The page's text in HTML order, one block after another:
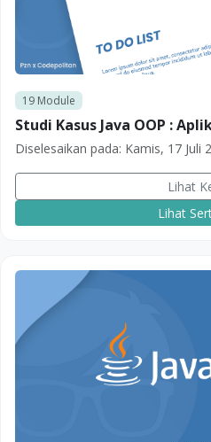
19Module
Studi Kasus Java OOP :
Diselesaikan pada: Kamis, 17 Juli
Lihat
Lihat